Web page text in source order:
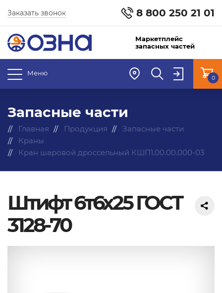
8 800 250 21 01
Заказать звонок
Маркетплейс
запасных частей
Меню
0
Запасные части
Главная Продукция
Запасные части
Краны
Кран шаровой дроссельный КШП1.00.00.000-03
Штифт 6т6х25 ГОСТ
3128-70